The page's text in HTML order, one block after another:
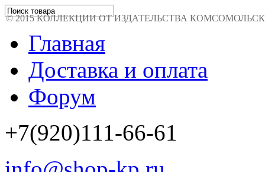
Главная
Доставка и оплата
Форум
+7(920)111-66-61
© 2015 КОЛЛЕКЦИИ ОТ ИЗДАТЕЛЬСТВА